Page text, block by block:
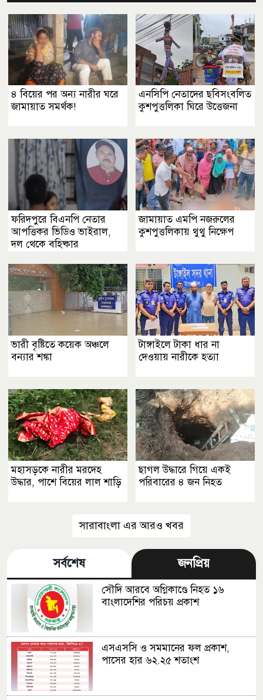
৪ বিয়ের পর অন্য নারীর ঘরে
জামায়াত সমর্থক!
এনসিপি নেতাদের ছবিসংবলিত
কুশপুত্তলিকা ঘিরে উত্তেজনা
ফরিদপুরে বিএনপি নেতার
আপত্তিকর ভিডিও ভাইরাল,
দল থেকে বহিষ্কার
জামায়াত এমপি নজরুলের
কুশপুত্তলিকায় থুথু নিক্ষেপ
ভারী বৃষ্টিতে কয়েক অঞ্চলে
বন্যার শঙ্কা
টাঙ্গাইলে টাকা ধার না
দেওয়ায় নারীকে হত্যা
মহাসড়কে নারীর মরদেহ
উদ্ধার, পাশে বিয়ের লাল শাড়ি
ছাগল উদ্ধারে গিয়ে একই
পরিবারের ৪ জন নিহত
সারাবাংলা এর আরও খবর
সর্বশেষ জনপ্রিয়
সৌদি আরবে অগ্নিকাণ্ডে নিহত ১৬
বাংলাদেশির পরিচয় প্রকাশ
এসএসসি ও সমমানের ফল প্রকাশ,
পাসের হার ৬২.২৫ শতাংশ